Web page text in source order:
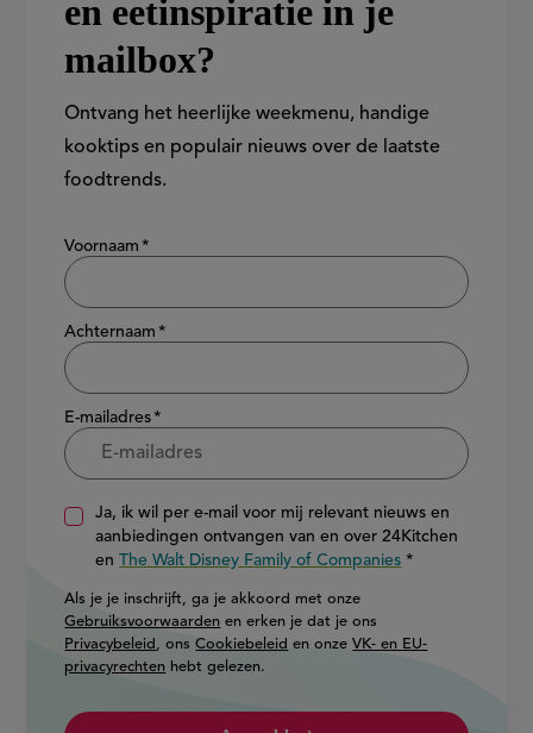
mailbox?
Ontvang het heerlijke weekmenu, handige
kooktips en populair nieuws over de laatste
foodtrends.
Achternaam
E-mailadres
Ja, ik wil per e-mail voor mij relevant nieuws en
en
The Walt Disney Family of Companies
Als je je inschrijft, ga je akkoord met onze
Privacybeleid, onsCookiebeleiden onzeVK- en EU-
privacyrechtenhebt gelezen.